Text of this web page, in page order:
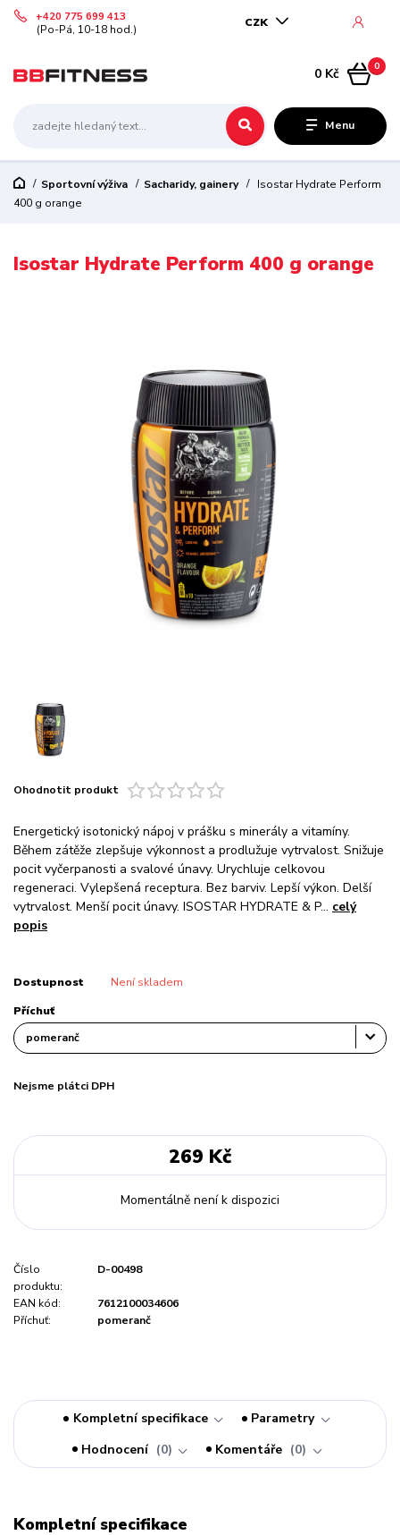
Menu
CZK
+420 775 699 413
(Po-Pá, 10-18 hod.)
0
0 Kč
Sportovní výživa Sacharidy, gainery
Isostar Hydrate Perform
400 g orange
Isostar Hydrate Perform 400 g orange
Ohodnotit produkt
Energetický isotonický nápoj v prášku s minerály a vitamíny.
Během zátěže zlepšuje výkonnost a prodlužuje vytrvalost. Snižuje
pocit vyčerpanosti a svalové únavy. Urychluje celkovou
regeneraci. Vylepšená receptura. Bez barviv. Lepší výkon. Delší
vytrvalost. Menší pocit únavy. ISOSTAR HYDRATE & P... celý
popis
Dostupnost Není skladem
Příchuť
Nejsme plátci DPH
269 Kč
Momentálně není k dispozici
Číslo
produktu:
D-00498
EAN kód:
7612100034606
Příchuť:
pomeranč
Kompletní specifikace
Parametry
Hodnocení
0 Komentáře 0
Kompletní specifikace